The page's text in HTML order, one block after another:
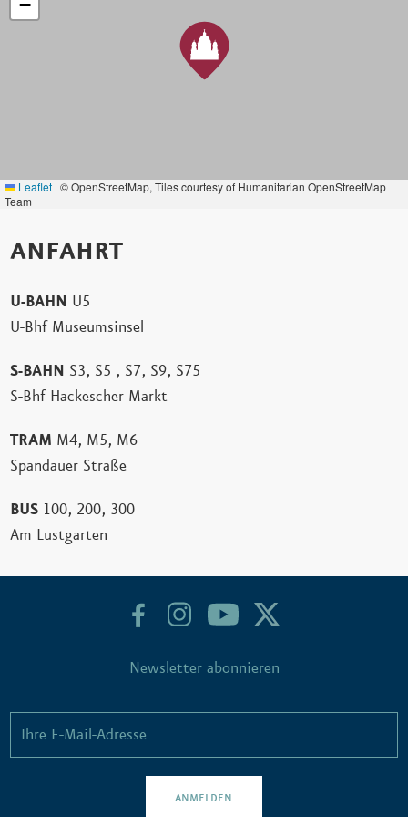
−
Leaflet | © OpenStreetMap, Tiles courtesy of Humanitarian OpenStreetMap
Team
ANFAHRT
U-BAHN U5
U-Bhf Museumsinsel
S-BAHN S3, S5 , S7, S9, S75
S-Bhf Hackescher Markt
TRAM M4, M5, M6
Spandauer Straße
BUS 100, 200, 300
Am Lustgarten
Newsletter abonnieren
ANMELDEN